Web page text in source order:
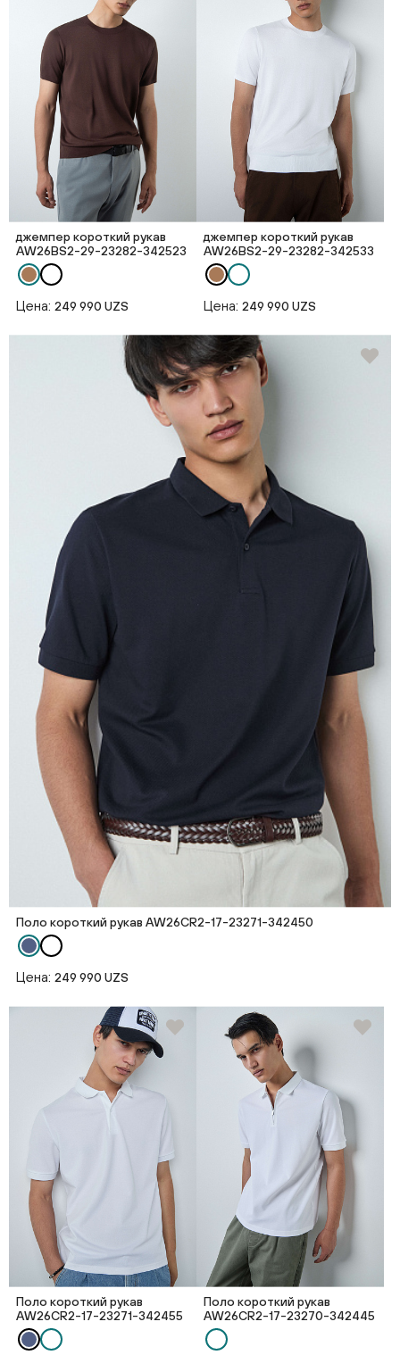
джемпер короткий рукав
AW26BS2-29-23282-342523
Цена: 249 990 UZS
джемпер короткий рукав
AW26BS2-29-23282-342533
Цена: 249 990 UZS
Поло короткий рукав AW26CR2-17-23271-342450
Цена: 249 990 UZS
Поло короткий рукав
AW26CR2-17-23271-342455
Поло короткий рукав
AW26CR2-17-23270-342445